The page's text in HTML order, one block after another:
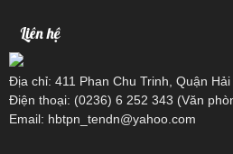
Liên hệ
Địa chỉ: 411 Phan Chu Trinh, Quận
Điện thoại: (0236) 6 252 343 (Văn
Email: hbtpn_tendn@yahoo.com